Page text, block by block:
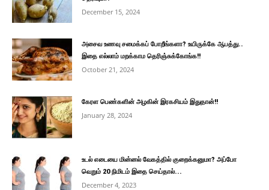
December 15, 2024
அசைவ உணவு சமைக்கப் போறீங்களா? உயிருக்கே ஆபத்து..
இதை எல்லாம் மறக்காம தெரிஞ்சுக்கோங்க!!
October 21, 2024
கேரள பெண்களின் அழகின் இரகசியம் இதுதான்!!
January 28, 2024
உடல் எடையை மின்னல் வேகத்தில் குறைக்கனுமா? அப்போ
வெறும் 20 நிமிடம் இதை செய்தால்...
December 4, 2023